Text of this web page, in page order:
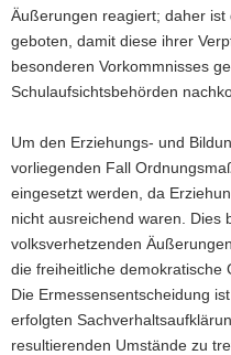
Äußerungen reagiert; daher
geboten, damit diese ihrer
besonderen Vorkommnisses
Schulaufsichtsbehörden
Um den Erziehungs- und
vorliegenden Fall
eingesetzt werden, da
nicht ausreichend waren. Dies
volksverhetzenden
die freiheitliche demokratische
Die Ermessensentscheidung
erfolgten
resultierenden Umstände zu